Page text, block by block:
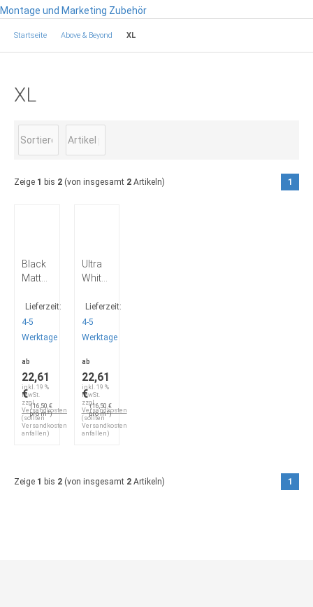
Montage und Marketing Zubehör
Startseite Above & Beyond XL
XL
Zeige 1 bis 2 (von insgesamt 2 Artikeln) 1
Black
Matt
Black
Lieferzeit:
4-5
Werktage
ab
22,61
€
(16,50 €
pro m²)
inkl. 19 %
MwSt.
zzgl.
Versandkosten
(sollten
Versandkosten
anfallen)
Ultra
White
White
Lieferzeit:
4-5
Werktage
ab
22,61
€
(16,50 €
pro m²)
inkl. 19 %
MwSt.
zzgl.
Versandkosten
(sollten
Versandkosten
anfallen)
Zeige 1 bis 2 (von insgesamt 2 Artikeln) 1